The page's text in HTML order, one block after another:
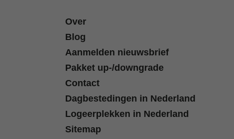
Over
Blog
Aanmelden nieuwsbrief
Pakket up-/downgrade
Contact
Dagbestedingen in Nederland
Logeerplekken in Nederland
Sitemap